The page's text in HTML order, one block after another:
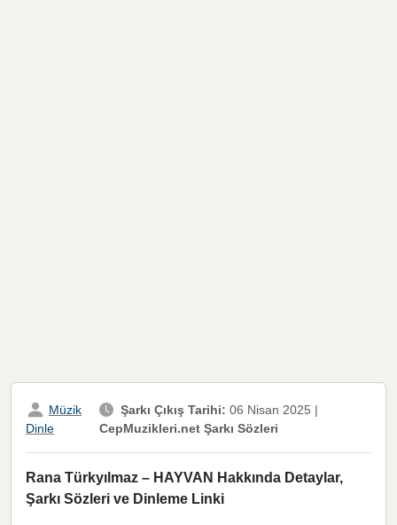
Müzik
Dinle
Şarkı Çıkış Tarihi: 06 Nisan 2025 |
CepMuzikleri.net Şarkı Sözleri
Rana Türkyılmaz – HAYVAN Hakkında Detaylar,
Şarkı Sözleri ve Dinleme Linki